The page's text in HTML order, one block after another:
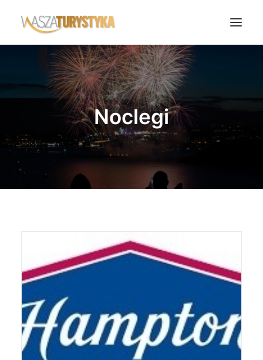
Księga wspomnień
Biura podróży
Noclegi
Polska
Świat
Noclegi